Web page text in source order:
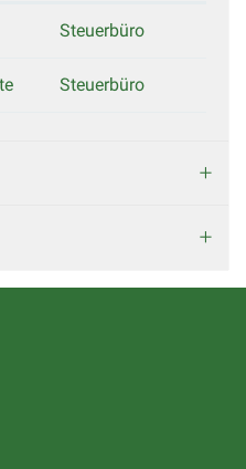
Steuerbüro
Steuerbüro